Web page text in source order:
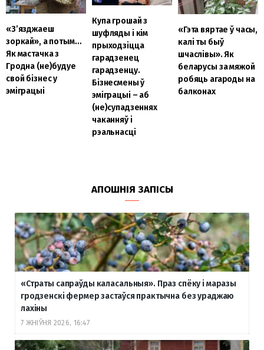
«З’язджаеш
зоркай», а потым…
Як мастачка з
Гродна (не)будуе
свой бізнес у
эміграцыі
Купа грошай з
шуфляды і кім
прыходзіцца
гарадзенец
гарадзенцу.
Бізнесмены ў
эміграцыі – аб
(не)супадзеннях
чаканняў і
рэальнасці
«Гэта вяртае ў часы,
калі ты быў
шчаслівы». Як
беларусы за мяжой
робяць агароды на
балконах
АПОШНІЯ ЗАПІСЫ
«Страты сапраўды каласальныя». Праз спёку і маразы
гродзенскі фермер застаўся практычна без ураджаю
лахіны
7 ЖНІЎНЯ 2026, 16:47